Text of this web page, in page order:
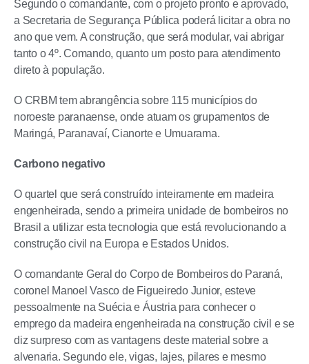
Segundo o comandante, com o projeto pronto e aprovado,
a Secretaria de Segurança Pública poderá licitar a obra no
ano que vem. A construção, que será modular, vai abrigar
tanto o 4º. Comando, quanto um posto para atendimento
direto à população.
O CRBM tem abrangência sobre 115 municípios do
noroeste paranaense, onde atuam os grupamentos de
Maringá, Paranavaí, Cianorte e Umuarama.
Carbono negativo
O quartel que será construído inteiramente em madeira
engenheirada, sendo a primeira unidade de bombeiros no
Brasil a utilizar esta tecnologia que está revolucionando a
construção civil na Europa e Estados Unidos.
O comandante Geral do Corpo de Bombeiros do Paraná,
coronel Manoel Vasco de Figueiredo Junior, esteve
pessoalmente na Suécia e Áustria para conhecer o
emprego da madeira engenheirada na construção civil e se
diz surpreso com as vantagens deste material sobre a
alvenaria. Segundo ele, vigas, lajes, pilares e mesmo